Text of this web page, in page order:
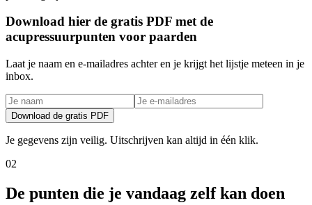
Download hier de gratis PDF met de
acupressuurpunten voor paarden
Laat je naam en e-mailadres achter en je krijgt het lijstje meteen in je
inbox.
Download de gratis PDF
Je gegevens zijn veilig. Uitschrijven kan altijd in één klik.
02
De punten die je vandaag zelf kan doen